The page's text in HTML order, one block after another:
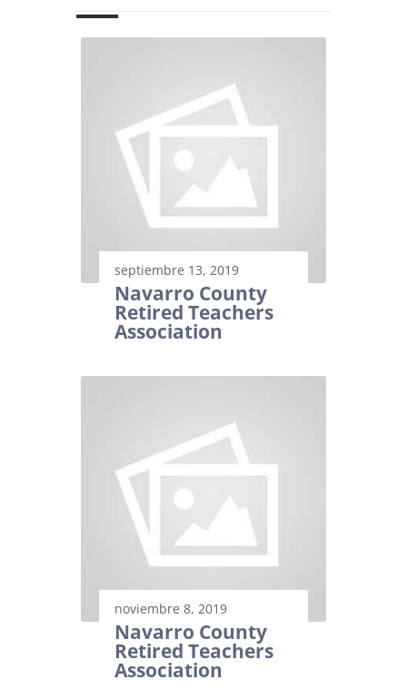
septiembre 13, 2019
Navarro County
Retired Teachers
Association
noviembre 8, 2019
Navarro County
Retired Teachers
Association